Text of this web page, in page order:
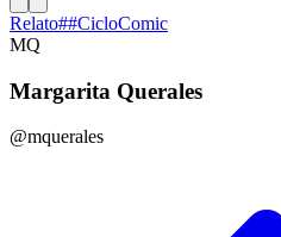
Relato##CicloComic
MQ
Margarita Querales
@mquerales